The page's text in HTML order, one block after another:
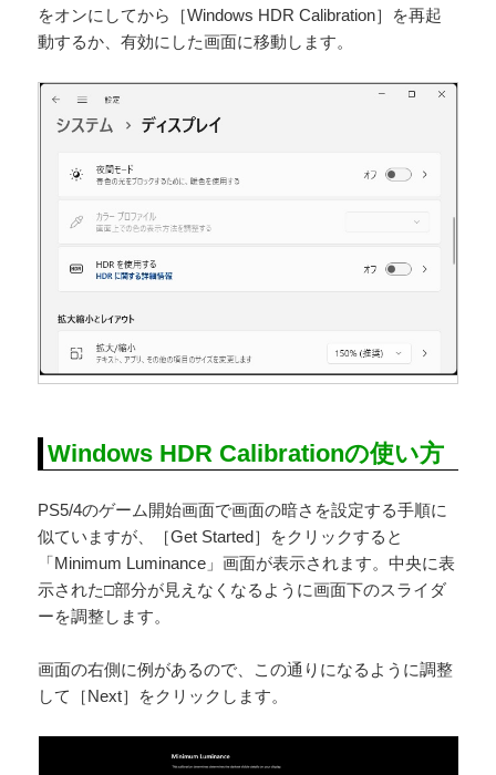
をオンにしてから［Windows HDR Calibration］を再起
動するか、有効にした画面に移動します。
Windows HDR Calibrationの使い方
PS5/4のゲーム開始画面で画面の暗さを設定する手順に
似ていますが、［Get Started］をクリックすると
「Minimum Luminance」画面が表示されます。中央に表
示された□部分が見えなくなるように画面下のスライダ
ーを調整します。
画面の右側に例があるので、この通りになるように調整
して［Next］をクリックします。